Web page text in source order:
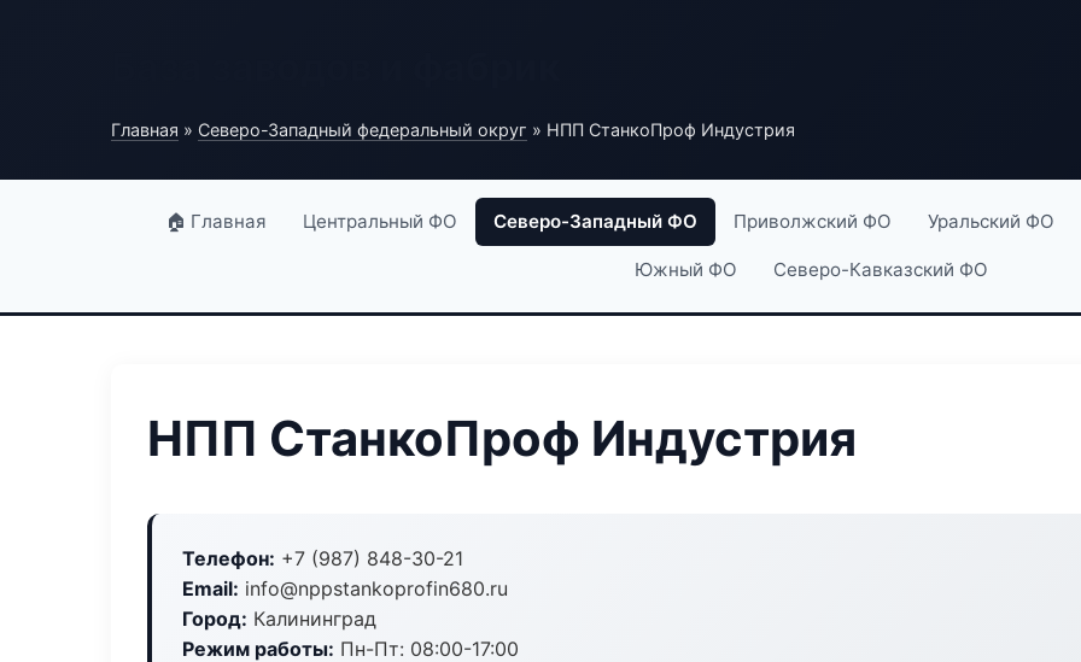
Главная » Северо-Западный федеральный округ » НПП СтанкоПроф Индустрия
🏠 Главная Центральный ФО Северо-Западный ФО Приволжский ФО Уральский ФО
Южный ФО Северо-Кавказский ФО
НПП СтанкоПроф Индустрия
Телефон: +7 (987) 848-30-21
Email: info@nppstankoprofin680.ru
Город: Калининград
Режим работы: Пн-Пт: 08:00-17:00